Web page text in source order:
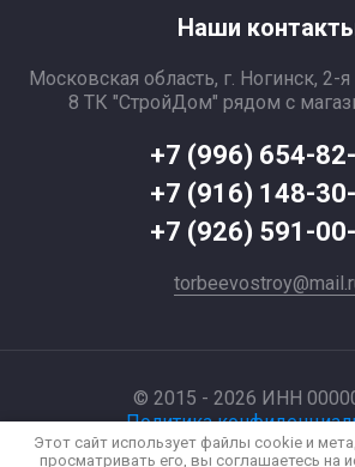
Наши
Московская область, г. Ногинск, 2-я
8 ТК "СтройДом" рядом с
+7 (996) 654-
+7 (916) 148-
+7 (926) 591-
© 2015 - 2026 ИНН
Политика
Этот сайт использует файлы cookie и
просматривать его, вы соглашаетесь на